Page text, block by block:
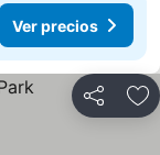
Ver precios
Compartir